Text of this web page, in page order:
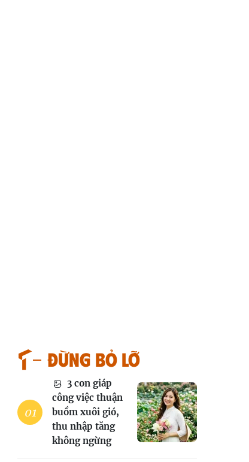
Đừng bỏ lỡ
3 con giáp
công việc thuận
buồm xuôi gió,
thu nhập tăng
không ngừng